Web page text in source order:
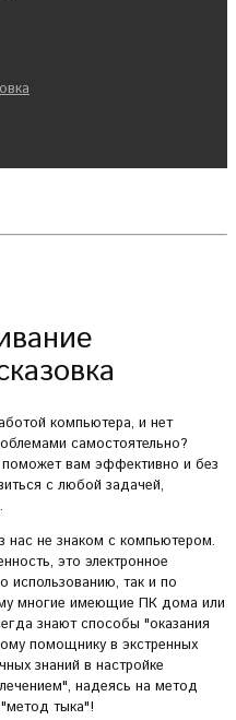
компьютера, и нет
самостоятельно?
вам эффективно и без
с любой задачей,
не знаком с компьютером.
это электронное
использованию, так и по
многие имеющие ПК дома или
знают способы "оказания
помощнику в экстренных
знаний в настройке
надеясь на метод
тыка"!